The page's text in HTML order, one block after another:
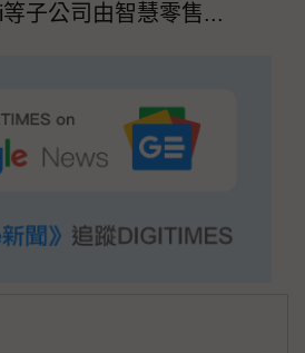
子公司由智慧零售...